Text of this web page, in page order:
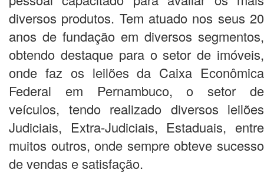
diversos produtos. Tem atuado nos seus 20
anos de fundação em diversos segmentos,
obtendo destaque para o setor de imóveis,
onde faz os leilões da Caixa Econômica
Federal em Pernambuco, o setor de
veículos, tendo realizado diversos leilões
Judiciais, Extra-Judiciais, Estaduais, entre
muitos outros, onde sempre obteve sucesso
de vendas e satisfação.